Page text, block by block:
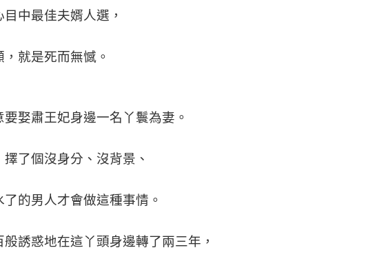
中最佳夫婿人選，
就是死而無憾。
娶肅王妃身邊一名丫鬟為妻。
了個沒身分、沒背景、
的男人才會做這種事情。
誘惑地在這丫頭身邊轉了兩三年，